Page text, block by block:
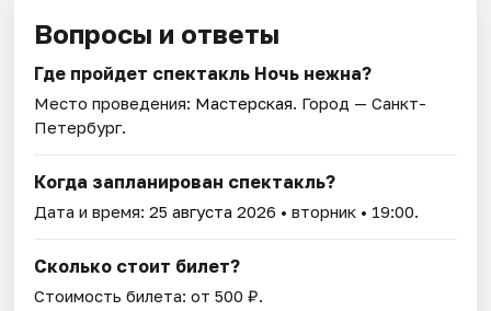
Вопросы и ответы
Где пройдет спектакль Ночь нежна?
Место проведения: Мастерская. Город — Санкт-
Петербург.
Когда запланирован спектакль?
Дата и время:25 августа 2026 • вторник • 19:00.
Сколько стоит билет?
Стоимость билета: от 500 ₽.